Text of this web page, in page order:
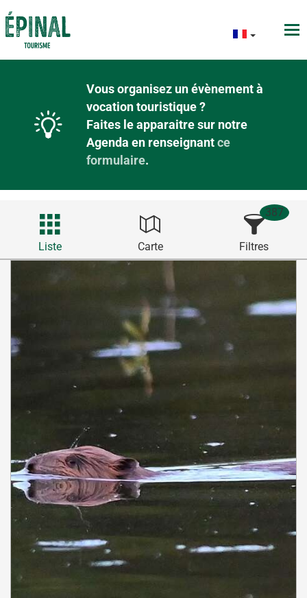
Vous organisez un évènement à
vocation touristique ?
Faites le apparaitre sur notre
Agenda en renseignantce
formulaire.
Liste Carte Filtres
387